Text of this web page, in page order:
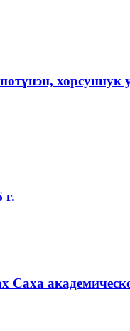
хорсуннук
г.
Саха